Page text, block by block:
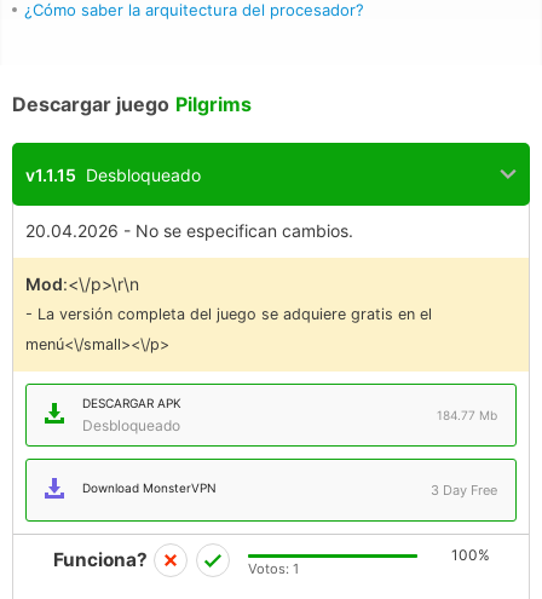
¿Cómo saber la arquitectura del procesador?
Descargar juego Pilgrims
v1.1.15 Desbloqueado
20.04.2026 - No se especifican cambios.
Mod:<\/p>\r\n
- La versión completa del juego se adquiere gratis en el
menú<\/small><\/p>
DESCARGAR APK
Desbloqueado
184.77 Mb
Download MonsterVPN 3 Day Free
Funciona? 100%
Votos: 1